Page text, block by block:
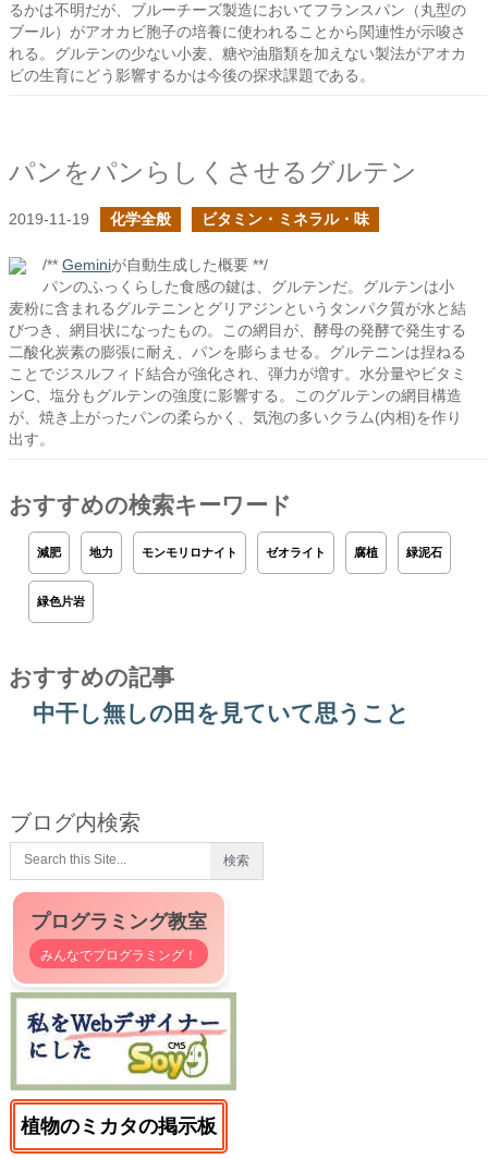
るかは不明だが、ブルーチーズ製造においてフランスパン（丸型の
ブール）がアオカビ胞子の培養に使われることから関連性が示唆さ
れる。グルテンの少ない小麦、糖や油脂類を加えない製法がアオカ
ビの生育にどう影響するかは今後の探求課題である。
パンをパンらしくさせるグルテン
2019-11-19 化学全般 ビタミン・ミネラル・味
/** Geminiが自動生成した概要 **/
パンのふっくらした食感の鍵は、グルテンだ。グルテンは小
麦粉に含まれるグルテニンとグリアジンというタンパク質が水と結
びつき、網目状になったもの。この網目が、酵母の発酵で発生する
二酸化炭素の膨張に耐え、パンを膨らませる。グルテニンは捏ねる
ことでジスルフィド結合が強化され、弾力が増す。水分量やビタミ
ンC、塩分もグルテンの強度に影響する。このグルテンの網目構造
が、焼き上がったパンの柔らかく、気泡の多いクラム(内相)を作り
出す。
おすすめの検索キーワード
減肥 地力 モンモリロナイト ゼオライト 腐植 緑泥石
緑色片岩
おすすめの記事
中干し無しの田を見ていて思うこと
ブログ内検索
プログラミング教室
みんなでプログラミング！
植物のミカタの掲示板